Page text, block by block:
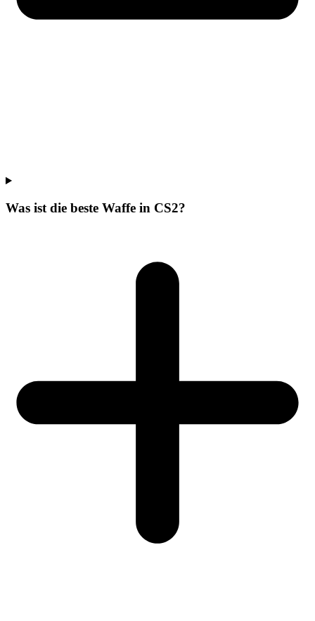
Was ist die beste Waffe in CS2?